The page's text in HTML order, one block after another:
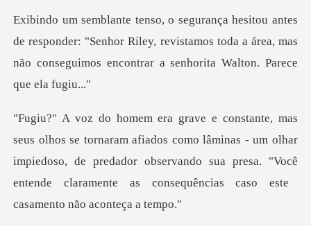
sponder: "Senhor Riley, revistamos toda a área, mas
não cons
dos como lâminas - um olhar
impiedoso, de predador observando sua presa. "Você